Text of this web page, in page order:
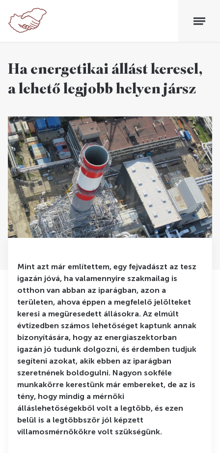
Ha energetikai állást keresel,
a lehető legjobb helyen jársz
Mint azt már említettem, egy fejvadászt az tesz
igazán jóvá, ha valamennyire szakmailag is
otthon van abban az iparágban, azon a
területen, ahova éppen a megfelelő jelölteket
keresi a megüresedett állásokra. Az elmúlt
évtizedben számos lehetőséget kaptunk annak
bizonyítására, hogy az energiaszektorban
igazán jó tudunk dolgozni, és érdemben tudjuk
segíteni azokat, akik ebben az iparágban
szeretnének boldogulni. Nagyon sokféle
munkakörre kerestünk már embereket, de az is
tény, hogy mindig a mérnöki
álláslehetőségekből volt a legtöbb, és ezen
belül is a legtöbbször jól képzett
villamosmérnökökre volt szükségünk.